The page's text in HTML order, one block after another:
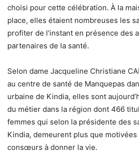
choisi pour cette célébration. À la
place, elles étaient nombreuses les
profiter de l’instant en présence des
partenaires de la santé.
Selon dame Jacqueline Christiane
au centre de santé de Manquepas
urbaine de Kindia, elles sont
du métier dans la région dont 466
femmes qui selon la présidente des
Kindia, demeurent plus que motivées
consœurs à donner la vie.